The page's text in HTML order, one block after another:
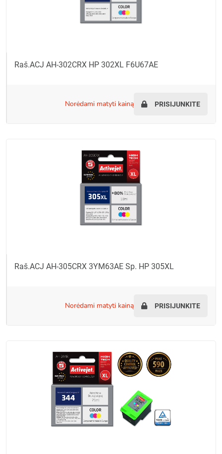
Raš.ACJ AH-302CRX HP 302XL F6U67AE
norėdami matyti kainą PRISIJUNKITE
Raš.ACJ AH-305CRX 3YM63AE Sp. HP 305XL
norėdami matyti kainą PRISIJUNKITE